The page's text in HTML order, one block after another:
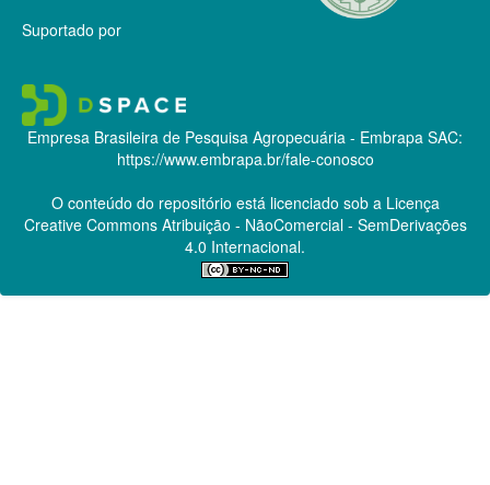
Suportado por
Empresa Brasileira de Pesquisa Agropecuária - Embrapa SAC:
https://www.embrapa.br/fale-conosco
O conteúdo do repositório está licenciado sob a Licença
Creative CommonsAtribuição - NãoComercial - SemDerivações
4.0 Internacional.